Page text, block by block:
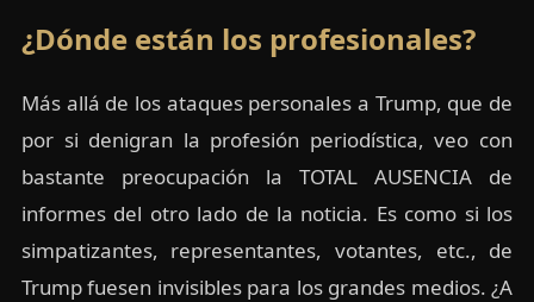
¿Dónde están los profesionales?
Más allá de los ataques personales a Trump, que de
por si denigran la profesión periodística, veo con
bastante preocupación la TOTAL AUSENCIA de
informes del otro lado de la noticia. Es como si los
simpatizantes, representantes, votantes, etc., de
Trump fuesen invisibles para los grandes medios. ¿A